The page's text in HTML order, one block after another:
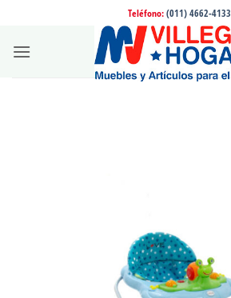
contenido
Teléfono: (011) 4662-4133